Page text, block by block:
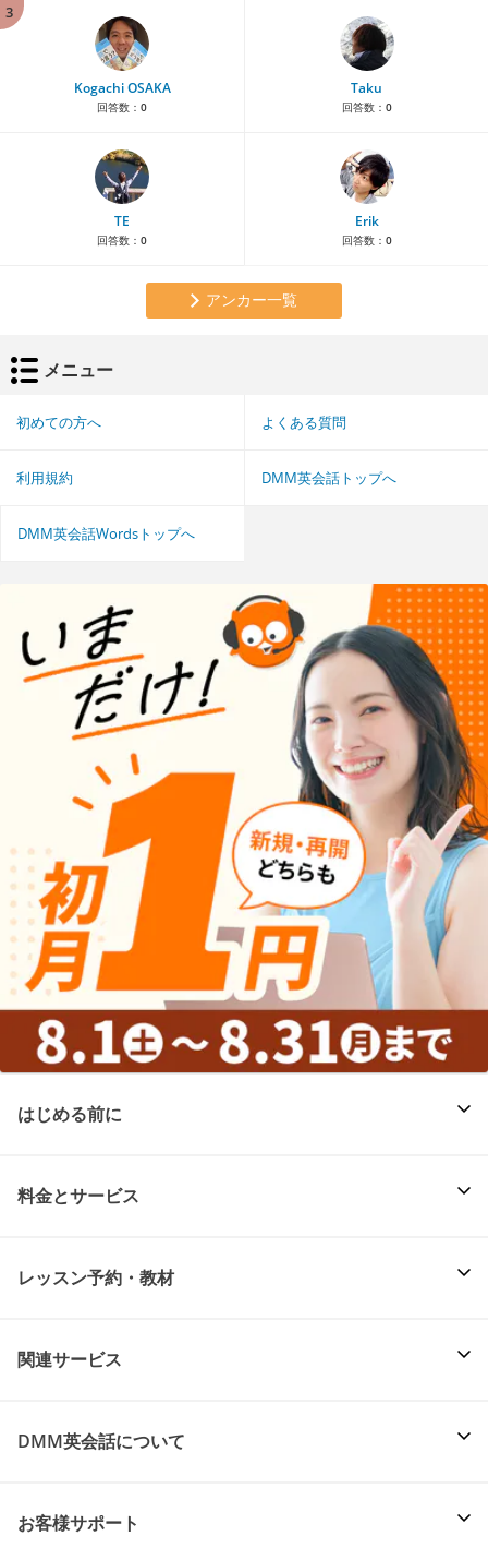
3
Kogachi OSAKA
回答数： 0
Taku
回答数： 0
TE
回答数： 0
Erik
回答数： 0
アンカー一覧
メニュー
初めての方へ よくある質問
利用規約 DMM英会話トップへ
DMM英会話Wordsトップへ
はじめる前に
料金とサービス
レッスン予約・教材
関連サービス
DMM英会話について
お客様サポート